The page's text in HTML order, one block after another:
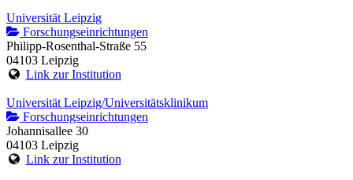
Universität Leipzig
Forschungseinrichtungen
Philipp-Rosenthal-Straße 55
04103 Leipzig
Link zur Institution
Universität Leipzig/Universitätsklinikum
Forschungseinrichtungen
Johannisallee 30
04103 Leipzig
Link zur Institution